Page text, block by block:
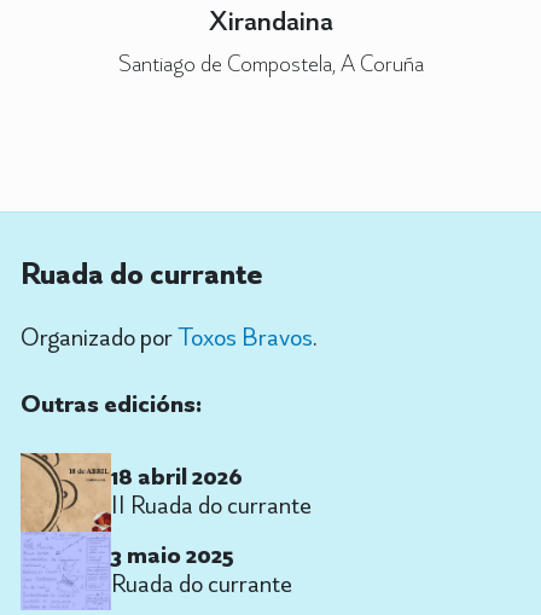
Xirandaina
Santiago de Compostela, A Coruña
Ruada do currante
Organizado porToxos Bravos.
Outras edicións:
18 abril 2026
II Ruada do currante
3 maio 2025
Ruada do currante